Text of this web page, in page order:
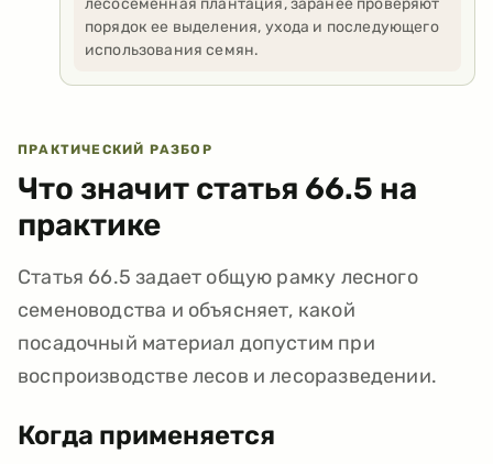
лесосеменная плантация, заранее проверяют
порядок ее выделения, ухода и последующего
использования семян.
ПРАКТИЧЕСКИЙ РАЗБОР
Что значит статья 66.5 на
практике
Статья 66.5 задает общую рамку лесного
семеноводства и объясняет, какой
посадочный материал допустим при
воспроизводстве лесов и лесоразведении.
Когда применяется